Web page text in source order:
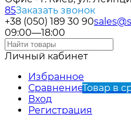
85Заказать звонок
+38 (050) 189 30 90
09:00—18:00
Личный кабинет
Избранное
СравнениеТовар в
Вход
Регистрация